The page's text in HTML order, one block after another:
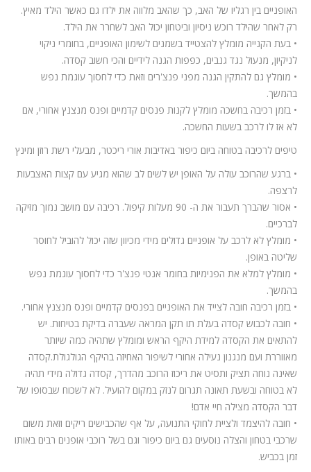
האופניים בין רגליו של האב, כך שהאב מלווה את ילדו גם כאשר הילד מאיץ.
רק לאחר שהילד רוכש ניסיון וביטחון יכול האב לשחרר את הילד.
• בעת הקנייה מומלץ להצטייד בשמנים לשימון האופניים, בחומרי ניקוי
לניקיון, מנעול נגד גנבים, כפפות הגנה לידיים והכי חשוב קסדה.
• מומלץ גם להתקין הגנה מפני פנצ'רים וזאת כדי לחסוך עוגמת נפש
בהמשך.
• בזמן רכיבה בחשכה מומלץ לקנות פנסים קדמיים ופנס מנצנץ אחורי, אם
לא אז לו לרכב בשעות החשכה.
טיפים לרכיבה בטוחה ביום כיפור באדיבות אורי ריכטר, מבעלי רשת רוזן ומינץ
• ברגע שהרוכב עולה על האופן יש לשים לב שהוא מגיע עם קצות האצבעות
לרצפה.
• אסור שהברך תעבור את ה- 90 מעלות קיפול. רכיבה עם מושב נמוך מזיקה
לברכיים.
• מומלץ לא לרכב על אופניים גדולים מידי מכיוון שזה יכול להוביל לחוסר
שליטה באופן.
• מומלץ למלא את הפנימיות בחומר אנטי פנצ'ר כדי לחסוך עוגמת נפש
בהמשך.
• בזמן רכיבה חובה לצייד את האופניים בפנסים קדמיים ופנס מנצנץ אחורי.
• חובה לכבוש קסדה בעלת תו תקן המראה שעברה בדיקת בטיחות. יש
להתאים את הקסדה למידת היקף הראש ומומלץ שתהיה כמה שיותר
מאווררת ועם מנגנון נעילה אחורי לשיפור האחיזה בהיקף הגולגולת.קסדה
שאינה נוחה תציק ותסיט את ריכוז הרוכב מהדרך, קסדה גדולה מידי תהיה
לא בטוחה ובשעת תאונה תגרום לנזק במקום להועיל. לא לשכוח שבסופו של
דבר הקסדה מצילה חיי אדם!
• חובה להיצמד ולציית לחוקי התנועה, על אף שהכבישים ריקים וזאת משום
שרכבי בטחון והצלה נוסעים גם ביום כיפור וגם בשל רוכבי אופנים רבים באותו
זמן בכביש.